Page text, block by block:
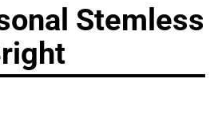
Stemless